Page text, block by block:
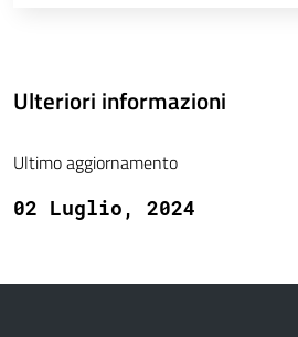
Ulteriori informazioni
Ultimo aggiornamento
02 Luglio, 2024